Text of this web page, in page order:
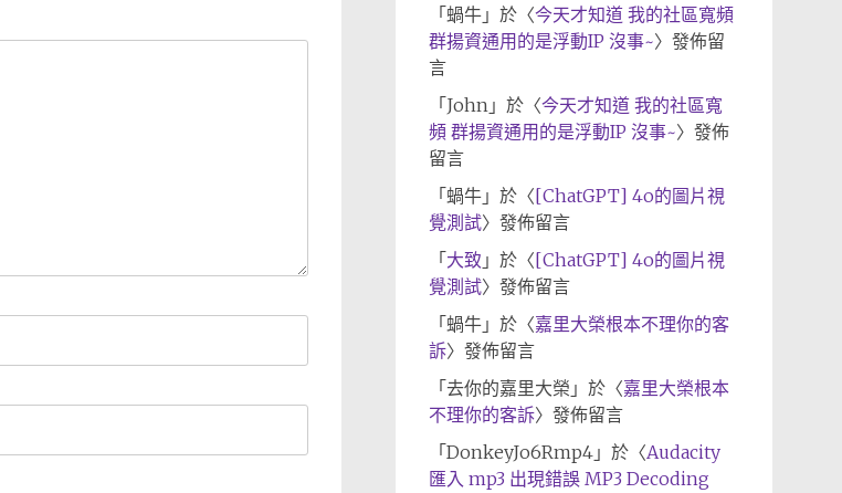
「 蝸牛」於〈今天才知道 我的社區寬頻
群揚資通用的是浮動IP 沒事~〉發佈留
言
「 John」於〈今天才知道 我的社區寬
頻 群揚資通用的是浮動IP 沒事~〉發佈
留言
「 蝸牛」於〈[ChatGPT] 4o的圖片視
覺測試〉發佈留言
「 大致 」於〈[ChatGPT] 4o的圖片視
覺測試〉發佈留言
「 蝸牛」於〈嘉里大榮根本不理你的客
訴〉發佈留言
「 去你的嘉里大榮 」於〈嘉里大榮根本
不理你的客訴〉發佈留言
「 DonkeyJo6Rmp4」於〈Audacity
匯入 mp3 出現錯誤 MP3 Decoding